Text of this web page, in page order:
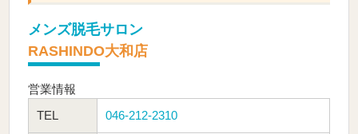
メンズ脱毛サロン
RASHINDO大和店
営業情報
TEL
046-212-2310